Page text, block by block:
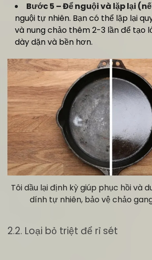
Bước 5 – Để nguội và lặp lại
nguội tự nhiên. Bạn có thể lặp lại
và nung chảo thêm 2-3 lần để tạo
dày dặn và bền hơn.
Tôi dầu lại định kỳ giúp phục hồi và
dính tự nhiên, bảo vệ chảo
2.2. Loại bỏ triệt để rỉ sét